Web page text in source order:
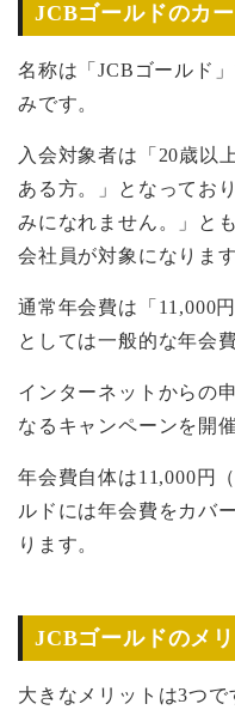
JCBゴールドのカ
名称は「JCBゴールド
みです。
入会対象者は「20歳以
ある方。」となってお
みになれません。」と
会社員が対象になります
通常年会費は「11,000
としては一般的な年会
インターネットからの
なるキャンペーンを開
年会費自体は11,000円
ルドには年会費をカバ
ります。
JCBゴールドのメ
大きなメリットは3つで